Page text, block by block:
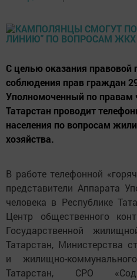
С целью оказания правовой
соблюдения прав граждан
Уполномоченный по правам
Татарстан проводит
населения по вопросам
хозяйства.
В работе телефонной
представители Аппарата
человека в Республике
Центр общественного
Государственной
Татарстан, Министерства
и жилищно-
Татарстан, СРО